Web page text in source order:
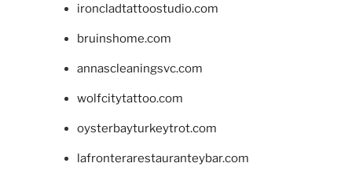
ironcladtattoostudio.com
bruinshome.com
annascleaningsvc.com
wolfcitytattoo.com
oysterbayturkeytrot.com
lafronterarestauranteybar.com